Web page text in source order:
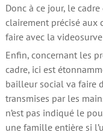
Donc à ce jour, le
clairement précisé aux
faire avec la
Enfin, concernant les
cadre, ici est
bailleur social va faire
transmises par les
n’est pas indiqué le
une famille entière si